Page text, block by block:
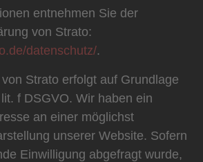
entnehmen Sie der
von Strato:
datenschutz/.
Strato erfolgt auf Grundlage
f DSGVO. Wir haben ein
an einer möglichst
unserer Website. Sofern
Einwilligung abgefragt wurde,